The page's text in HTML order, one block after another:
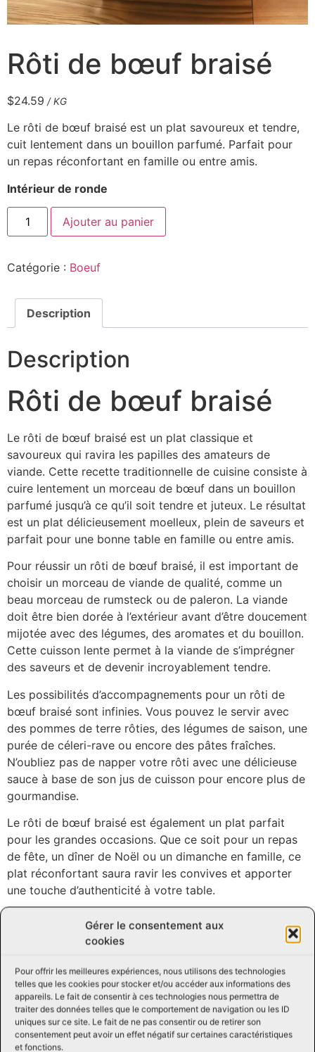
Gérer le consentement aux
cookies
Pour offrir les meilleures expériences, nous utilisons des technologies
telles que les cookies pour stocker et/ou accéder aux informations des
appareils. Le fait de consentir à ces technologies nous permettra de
traiter des données telles que le comportement de navigation ou les ID
uniques sur ce site. Le fait de ne pas consentir ou de retirer son
consentement peut avoir un effet négatif sur certaines caractéristiques
et fonctions.
Rôti de bœuf braisé
$24.59 / KG
Le rôti de bœuf braisé est un plat savoureux et tendre,
cuit lentement dans un bouillon parfumé. Parfait pour
un repas réconfortant en famille ou entre amis.
Intérieur de ronde
Ajouter au panier
Catégorie : Boeuf
Description
Description
Rôti de bœuf braisé
Le rôti de bœuf braisé est un plat classique et
savoureux qui ravira les papilles des amateurs de
viande. Cette recette traditionnelle de cuisine consiste à
cuire lentement un morceau de bœuf dans un bouillon
parfumé jusqu’à ce qu’il soit tendre et juteux. Le résultat
est un plat délicieusement moelleux, plein de saveurs et
parfait pour une bonne table en famille ou entre amis.
Pour réussir un rôti de bœuf braisé, il est important de
choisir un morceau de viande de qualité, comme un
beau morceau de rumsteck ou de paleron. La viande
doit être bien dorée à l’extérieur avant d’être doucement
mijotée avec des légumes, des aromates et du bouillon.
Cette cuisson lente permet à la viande de s’imprégner
des saveurs et de devenir incroyablement tendre.
Les possibilités d’accompagnements pour un rôti de
bœuf braisé sont infinies. Vous pouvez le servir avec
des pommes de terre rôties, des légumes de saison, une
purée de céleri-rave ou encore des pâtes fraîches.
N’oubliez pas de napper votre rôti avec une délicieuse
sauce à base de son jus de cuisson pour encore plus de
gourmandise.
Le rôti de bœuf braisé est également un plat parfait
pour les grandes occasions. Que ce soit pour un repas
de fête, un dîner de Noël ou un dimanche en famille, ce
plat réconfortant saura ravir les convives et apporter
une touche d’authenticité à votre table.
En résumé, le rôti de bœuf est un plat incontournable
de la cuisine traditionnelle, savoureux, convivial et facile
préparation pour régaler vos proches et faire de chaque
repas un moment de partage et de plaisir.
N’hésitez pas à nous contacter pour toute question ou
demande, notre équipe d’experts de Viandes Perreault
sera ravie de vous assister et de vous donner des